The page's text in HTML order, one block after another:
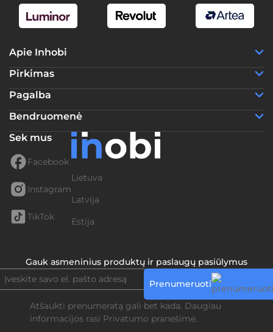
Apie Inhobi
Pirkimas
Pagalba
Bendruomenė
Sek mus
Facebook
Instagram
TikTok
Lietuva
Latvija
Estija
Gauk asmeninius produktų ir paslaugų pasiūlymus
Prenumeruoti
Atšaukti prenumeratą gali bet kada. Daugiau
informacijos rasi Privatumo pranešime.